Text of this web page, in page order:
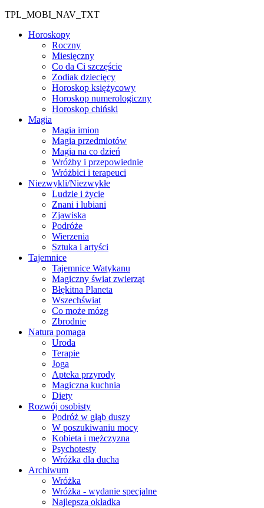
TPL_MOBI_NAV_TXT
Horoskopy
Roczny
Miesięczny
Co da Ci szczęście
Zodiak dziecięcy
Horoskop księżycowy
Horoskop numerologiczny
Horoskop chiński
Magia
Magia imion
Magia przedmiotów
Magia na co dzień
Wróżby i przepowiednie
Wróżbici i terapeuci
Niezwykli/Niezwykłe
Ludzie i życie
Znani i lubiani
Zjawiska
Podróże
Wierzenia
Sztuka i artyści
Tajemnice
Tajemnice Watykanu
Magiczny świat zwierząt
Błękitna Planeta
Wszechświat
Co może mózg
Zbrodnie
Natura pomaga
Uroda
Terapie
Joga
Apteka przyrody
Magiczna kuchnia
Diety
Rozwój osobisty
Podróż w głąb duszy
W poszukiwaniu mocy
Kobieta i mężczyzna
Psychotesty
Wróżka dla ducha
Archiwum
Wróżka
Wróżka - wydanie specjalne
Najlepsza okładka